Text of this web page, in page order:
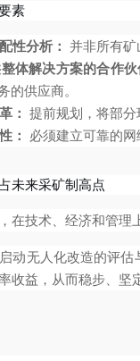
素
性分析： 并非所有矿
体解决方案的合作伙
的供应商。
： 提前规划，将部分
：
必须建立可靠的
未来采矿制高点
在技术、经济和管理
动无人化改造的评
收益，从而稳步、坚